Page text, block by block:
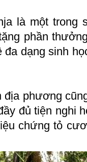
là một trong
phần
đa dạng sinh
địa phương
đủ tiện nghi
chứng tỏ